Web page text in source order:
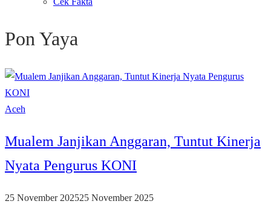
Pon Yaya
Aceh
Mualem Janjikan Anggaran, Tuntut Kinerja
Nyata Pengurus KONI
25 November 202525 November 2025